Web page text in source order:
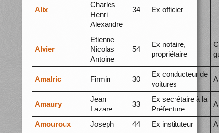
Alix
Charles
Henri
Alexandre
34 Ex officier
Alvier
Etienne
Nicolas
Antoine
54
Ex notaire,
propriétaire
Amalric Firmin 30
Ex conducteur de
voitures
Amaury
Jean
Lazare
33
Ex secrétaire à la
Préfecture
Amouroux Joseph 44 Ex instituteur